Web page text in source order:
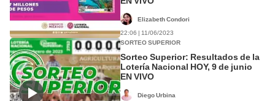
Elizabeth Condori
22:06 | 11/06/2023
SORTEO SUPERIOR
Sorteo Superior: Resultados de la
Lotería Nacional HOY, 9 de junio
EN VIVO
Diego Urbina